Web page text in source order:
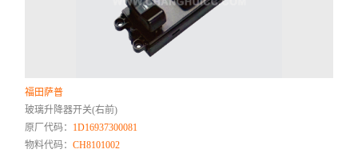
福田萨普
玻璃升降器开关(右前)
原厂代码： 1D16937300081
物料代码：CH8101002